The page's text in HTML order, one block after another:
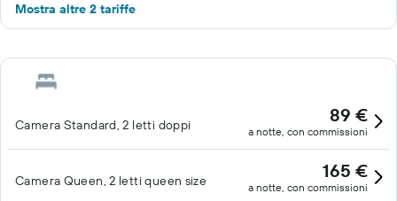
Mostra altre 2 tariffe
Camera Standard, 2 letti doppi 89 €
a notte, con commissioni
Camera Queen, 2 letti queen size 165 €
a notte, con commissioni